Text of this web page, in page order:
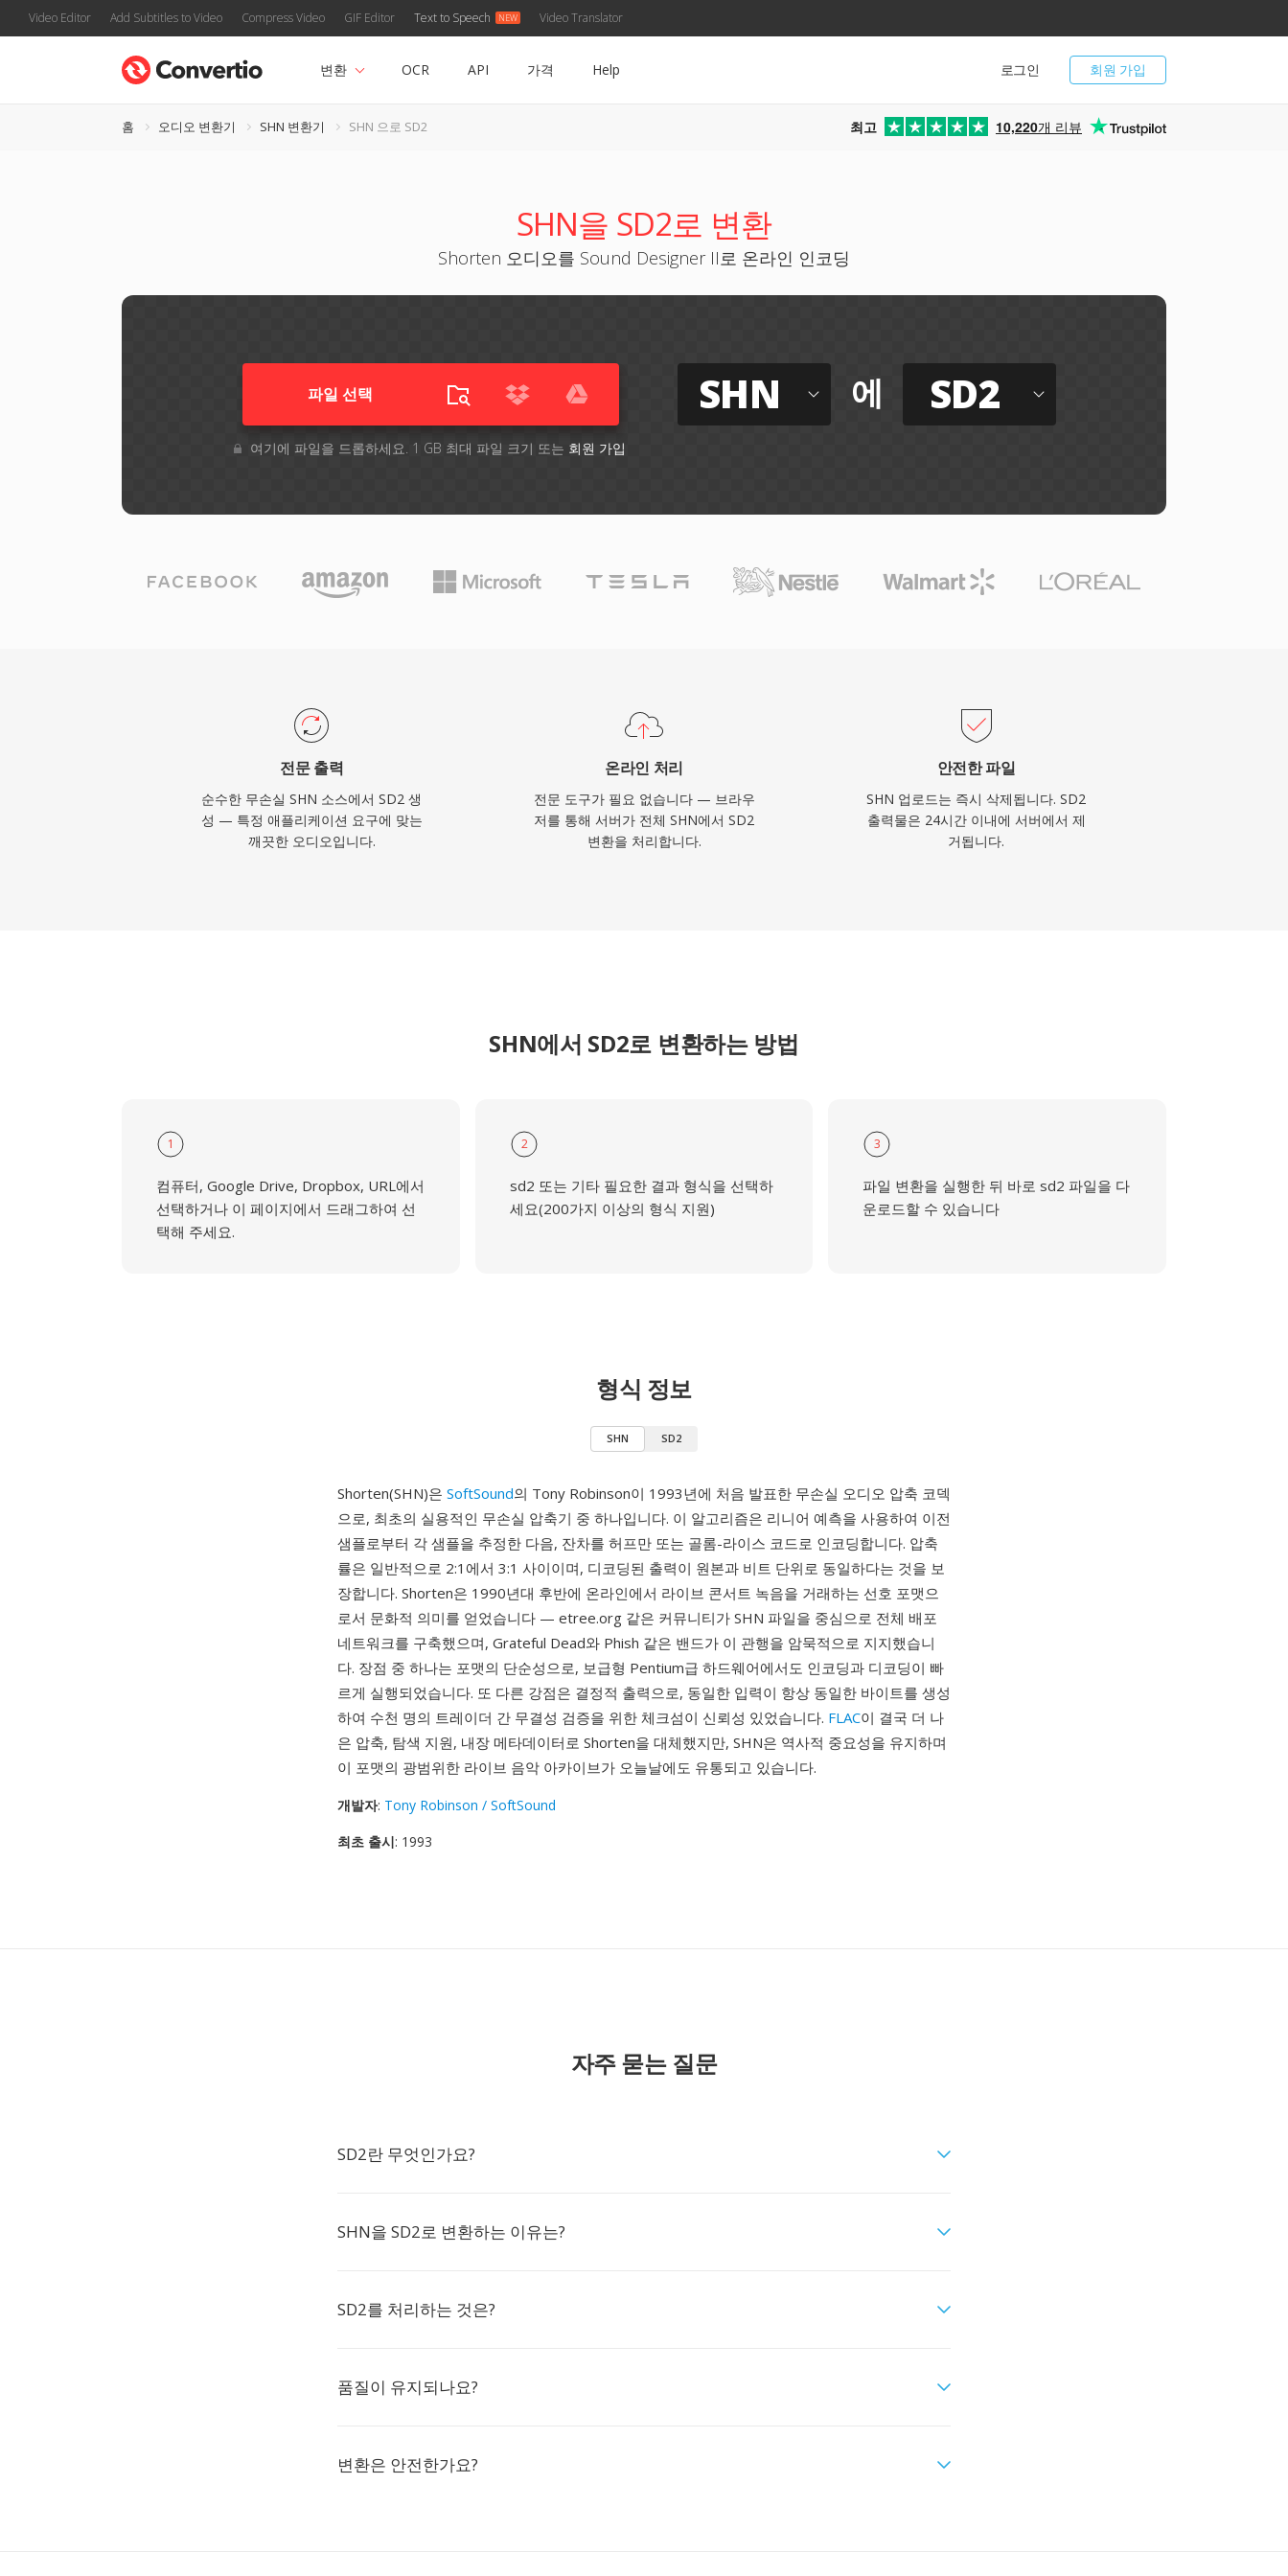
Video Editor Add Subtitles to Video Compress Video GIF Editor Text to Speech Video Translator
회원 가입
로그인
변환 OCR API 가격 Help
홈 오디오 변환기 SHN 변환기 SHN 으로 SD2 최고 10,220개 리뷰
SHN을 SD2로 변환
Shorten 오디오를 Sound Designer II로 온라인 인코딩
파일 선택
여기에 파일을 드롭하세요. 1 GB 최대 파일 크기 또는 회원 가입
SHN 에 SD2
전문 출력
순수한 무손실 SHN 소스에서 SD2 생
성 — 특정 애플리케이션 요구에 맞는
깨끗한 오디오입니다.
온라인 처리
전문 도구가 필요 없습니다 — 브라우
저를 통해 서버가 전체 SHN에서 SD2
변환을 처리합니다.
안전한 파일
SHN 업로드는 즉시 삭제됩니다. SD2
출력물은 24시간 이내에 서버에서 제
거됩니다.
SHN에서 SD2로 변환하는 방법
1
컴퓨터, Google Drive, Dropbox, URL에서
선택하거나 이 페이지에서 드래그하여 선
택해 주세요.
2
sd2 또는 기타 필요한 결과 형식을 선택하
세요(200가지 이상의 형식 지원)
3
파일 변환을 실행한 뒤 바로 sd2 파일을 다
운로드할 수 있습니다
형식 정보
SHN SD2
Shorten(SHN)은 SoftSound의 Tony Robinson이 1993년에 처음 발표한 무손실 오디오 압축 코덱
으로, 최초의 실용적인 무손실 압축기 중 하나입니다. 이 알고리즘은 리니어 예측을 사용하여 이전
샘플로부터 각 샘플을 추정한 다음, 잔차를 허프만 또는 골롬-라이스 코드로 인코딩합니다. 압축
률은 일반적으로 2:1에서 3:1 사이이며, 디코딩된 출력이 원본과 비트 단위로 동일하다는 것을 보
장합니다. Shorten은 1990년대 후반에 온라인에서 라이브 콘서트 녹음을 거래하는 선호 포맷으
로서 문화적 의미를 얻었습니다 — etree.org 같은 커뮤니티가 SHN 파일을 중심으로 전체 배포
네트워크를 구축했으며, Grateful Dead와 Phish 같은 밴드가 이 관행을 암묵적으로 지지했습니
다. 장점 중 하나는 포맷의 단순성으로, 보급형 Pentium급 하드웨어에서도 인코딩과 디코딩이 빠
르게 실행되었습니다. 또 다른 강점은 결정적 출력으로, 동일한 입력이 항상 동일한 바이트를 생성
하여 수천 명의 트레이더 간 무결성 검증을 위한 체크섬이 신뢰성 있었습니다. FLAC이 결국 더 나
은 압축, 탐색 지원, 내장 메타데이터로 Shorten을 대체했지만, SHN은 역사적 중요성을 유지하며
이 포맷의 광범위한 라이브 음악 아카이브가 오늘날에도 유통되고 있습니다.
개발자: Tony Robinson / SoftSound
최초 출시: 1993
자주 묻는 질문
SD2란 무엇인가요?
SHN을 SD2로 변환하는 이유는?
SD2를 처리하는 것은?
품질이 유지되나요?
변환은 안전한가요?